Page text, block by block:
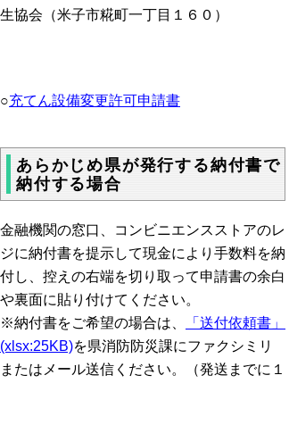
生協会（米子市糀町一丁目１６０）
○充て ん設備変更許可申請書
あらかじめ県が発行する納付書で
納付する場合
金融機関の窓口、コンビニエンスストアのレ
ジに納付書を提示して現金により手数料を納
付し、控えの右端を切り取って申請書の余白
や裏面に貼り付けてください。
※納付書をご希望の場合は、
「送付依頼書」
(xlsx:25KB)を県消防防災課にファクシミリ
またはメール送信ください。（発送までに１